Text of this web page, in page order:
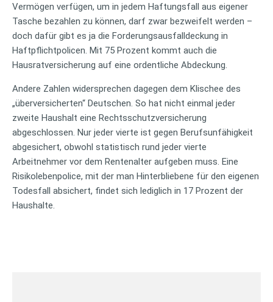
Vermögen verfügen, um in jedem Haftungsfall aus eigener
Tasche bezahlen zu können, darf zwar bezweifelt werden –
doch dafür gibt es ja die Forderungsausfalldeckung in
Haftpflichtpolicen. Mit 75 Prozent kommt auch die
Hausratversicherung auf eine ordentliche Abdeckung.
Andere Zahlen widersprechen dagegen dem Klischee des
„überversicherten“ Deutschen. So hat nicht einmal jeder
zweite Haushalt eine Rechtsschutzversicherung
abgeschlossen. Nur jeder vierte ist gegen Berufsunfähigkeit
abgesichert, obwohl statistisch rund jeder vierte
Arbeitnehmer vor dem Rentenalter aufgeben muss. Eine
Risikolebenpolice, mit der man Hinterbliebene für den eigenen
Todesfall absichert, findet sich lediglich in 17 Prozent der
Haushalte.